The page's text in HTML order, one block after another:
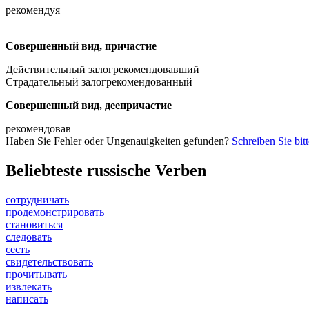
рекомендуя
Совершенный вид, причастие
Действительный залогрекомендовавший
Страдательный залогрекомендованный
Совершенный вид, деепричастие
рекомендовав
Haben Sie Fehler oder Ungenauigkeiten gefunden? Schreiben Sie
Beliebteste russische Verben
сотрудничать
продемонстрировать
становиться
следовать
сесть
свидетельствовать
прочитывать
извлекать
написать